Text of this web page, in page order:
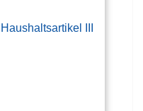
Haushaltsartikel III